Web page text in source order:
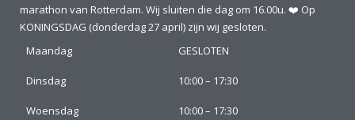
marathon van Rotterdam. Wij sluiten die dag om 16.00u. ❤️ Op
KONINGSDAG (donderdag 27 april) zijn wij gesloten.
Maandag
GESLOTEN
Dinsdag 10:00 – 17:30
Woensdag 10:00 – 17:30